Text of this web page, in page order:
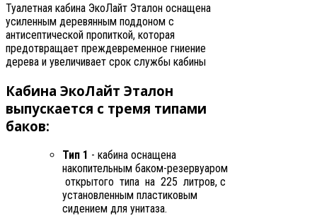
Туалетная кабина ЭкоЛайт Эталон оснащена
усиленным деревянным поддоном с
антисептической пропиткой, которая
предотвращает преждевременное гниение
дерева и увеличивает срок службы кабины
Кабина ЭкоЛайт Эталон
выпускается с тремя типами
баков:
Тип 1 - кабина оснащена
накопительным баком-резервуаром
открытого типа на 225 литров, с
установленным пластиковым
сидением для унитаза.